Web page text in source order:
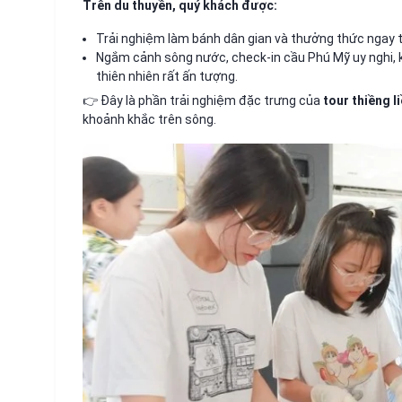
Trên du thuyền, quý khách được:
Trải nghiệm làm bánh dân gian và thưởng thức ngay
Ngắm cảnh sông nước, check-in cầu Phú Mỹ uy
thiên nhiên rất ấn tượng.
👉 Đây là phần trải nghiệm đặc trưng của tour thiềng
khoảnh khắc trên sông.